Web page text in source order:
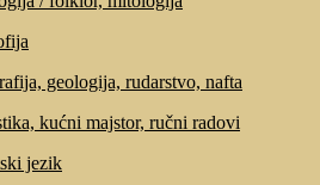
geologija, rudarstvo, nafta
kućni majstor, ručni radovi
jezik